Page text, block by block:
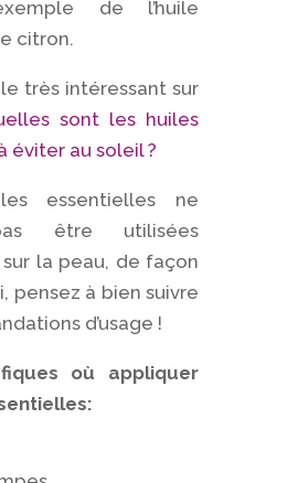
de l’huile
citron.
très intéressant sur
sont les huiles
éviter au soleil ?
essentielles ne
être utilisées
la peau, de façon
pensez à bien suivre
d’usage !
où appliquer